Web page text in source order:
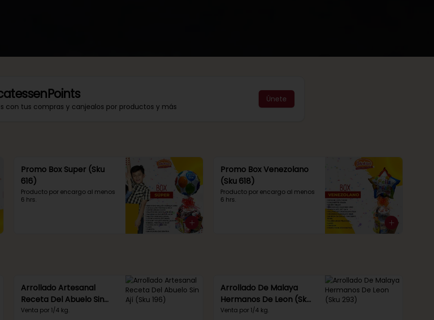
con tus compras y canjealos por productos y más
Únete
Promo Box Super (Sku
616)
Producto por encargo al menos
6 hrs.
Promo Box Venezolano
(Sku 618)
Producto por encargo al menos
6 hrs.
Arrollado Artesanal
Receta Del Abuelo Sin
Ají (Sku 196)
Venta por 1/4 kg.
Arrollado De Malaya
Hermanos De Leon (Sku
293)
Venta por 1/4 kg.